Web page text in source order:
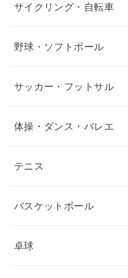
サイクリング・自転車
野球・ソフトボール
サッカー・フットサル
体操・ダンス・バレエ
テニス
バスケットボール
卓球